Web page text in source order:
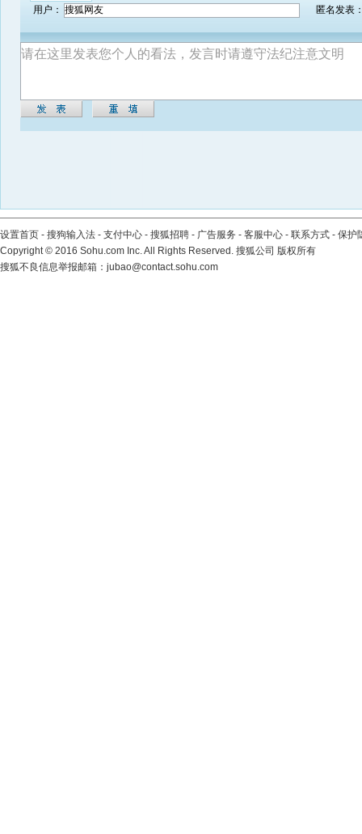
用户：
匿名发表
设置首页 - 搜狗输入法 - 支付中心 - 搜狐招聘 - 广告服务 - 客服中心 - 联系方式 - 保护
Copyright© 2016 Sohu.com Inc. All Rights Reserved. 搜狐公司 版权所有
搜狐不良信息举报邮箱： jubao@contact.sohu.com